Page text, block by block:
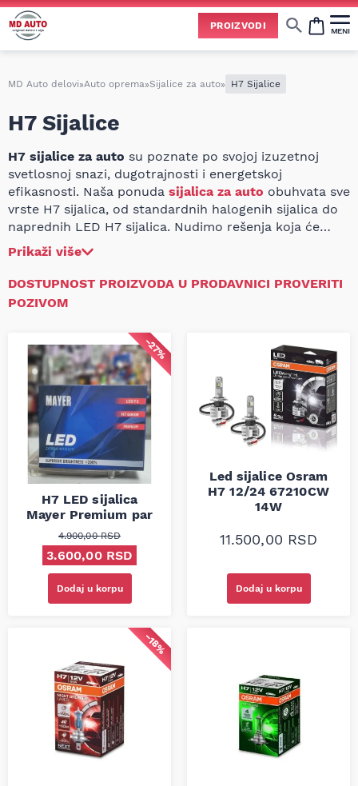
PROIZVODI MENI
MD Auto delovi»Auto oprema»Sijalice za auto» H7 Sijalice
H7 Sijalice
H7 sijalice za auto su poznate po svojoj izuzetnoj
svetlosnoj snazi, dugotrajnosti i energetskoj
efikasnosti. Naša ponuda sijalica za auto obuhvata sve
vrste H7 sijalica, od standardnih halogenih sijalica do
naprednih LED H7 sijalica. Nudimo rešenja koja će
vašem vozilu obezbediti optimalno osvetljenje u svim
zadovoljavaju najviše standarde bezbednosti i
performansi.
Prikaži više
DOSTUPNOST PROIZVODA U PRODAVNICI PROVERITI
POZIVOM
−27%
H7 LED sijalica
Mayer Premium par
4.900,00RSD
Originalna cena je bila: 4.900,00 RSD.
3.600,00 RSD
Dodaj u korpu
Led sijalice Osram
H7 12/24 67210CW
14W
11.500,00 RSD
Dodaj u korpu
−18%